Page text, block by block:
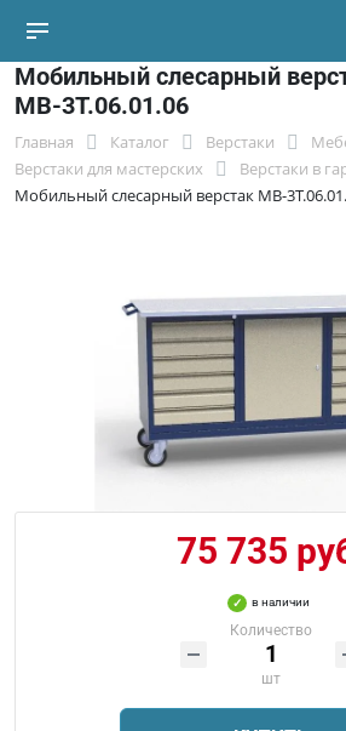
Мобильный слесарный
МВ-3Т.06.01.06
Главная Каталог Верстаки
Верстаки для мастерских
Верстаки в
Мобильный слесарный верстак МВ-
75 735
в наличии
Количество
шт